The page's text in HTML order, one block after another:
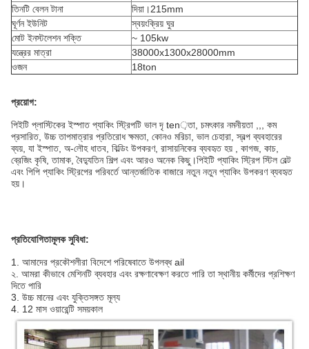
তিনটি বেলন টানা
দিয়া।215mm
ঘূর্ণন ইউনিট
স্বয়ংক্রিয় ঘুর
মোট ইনস্টলেশন শক্তি
~ 105kw
যন্ত্রের মাত্রা
38000x1300x28000mm
ওজন
18ton
প্রয়োগ:
পিইটি প্লাস্টিকের ইস্পাত প্যাকিং স্ট্রিপটি ভাল দৃ ten়তা, চমৎকার নমনীয়তা ,,, কম
প্রসারিত, উচ্চ তাপমাত্রার প্রতিরোধ ক্ষমতা, কোনও মরিচা, ভাল চেহারা, স্বল্প ব্যবহারের
ব্যয়, যা ইস্পাত, অ-লৌহ ধাতব, বিল্ডিং উপকরণ, রাসায়নিকের ব্যবহৃত হয় , কাগজ, কাচ,
ব্রেজিং কৃষি, তামাক, বৈদ্যুতিন শিল্প এবং আরও অনেক কিছু।পিইটি প্যাকিং স্ট্রিপ স্টিল বেল্ট
এবং পিপি প্যাকিং স্ট্রিপের পরিবর্তে আন্তর্জাতিক বাজারে নতুন নতুন প্যাকিং উপকরণ ব্যবহৃত
হয়।
প্রতিযোগিতামূলক সুবিধা:
1. আমাদের প্রকৌশলীরা বিদেশে পরিষেবাতে উপলব্ধ ail
২. আমরা কীভাবে মেশিনটি ব্যবহার এবং রক্ষণাবেক্ষণ করতে পারি তা স্থানীয় কর্মীদের প্রশিক্ষণ
দিতে পারি
3. উচ্চ মানের এবং যুক্তিসঙ্গত মূল্য
4. 12 মাস ওয়ারেন্টি সময়কাল